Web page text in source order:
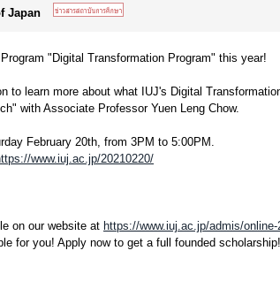
Japan
"Digital Transformation Program" this year!
to learn more about what IUJ's Digital
with Associate Professor Yuen Leng Chow.
February 20th, from 3PM to 5:00PM.
www.iuj.ac.jp/20210220/
on our website at https://www.iuj.ac.jp/admis/online-
for you! Apply now to get a full founded scholarship!